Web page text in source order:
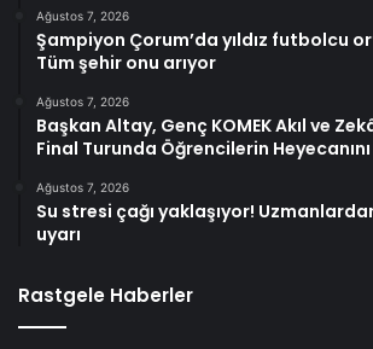
Ağustos 7, 2026
Şampiyon Çorum’da yıldız futbolcu
Tüm şehir onu arıyor
Ağustos 7, 2026
Başkan Altay, Genç KOMEK Akıl ve
Final Turunda Öğrencilerin
Ağustos 7, 2026
Su stresi çağı yaklaşıyor!
uyarı
Rastgele Haberler